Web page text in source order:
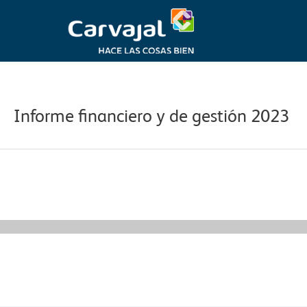
Informe financiero y de gestión 2023